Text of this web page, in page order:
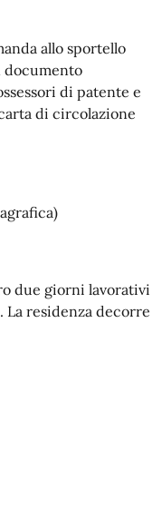
allo sportello
documento
di patente e
di circolazione
due giorni lavorativi
La residenza decorre